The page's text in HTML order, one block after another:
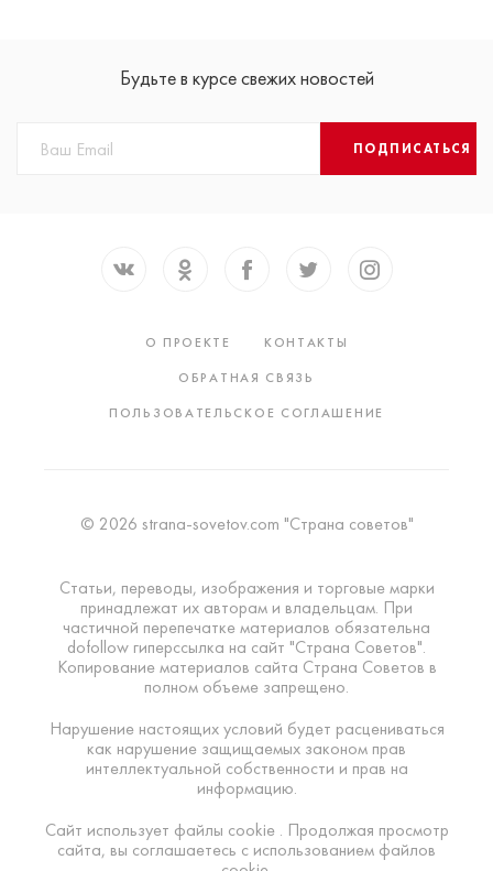
Будьте в курсе свежих новостей
ПОДПИСАТЬСЯ
О ПРОЕКТЕ
КОНТАКТЫ
ОБРАТНАЯ СВЯЗЬ
ПОЛЬЗОВАТЕЛЬСКОЕ СОГЛАШЕНИЕ
© 2026 strana-sovetov.com "Страна советов"
Статьи, переводы, изображения и торговые марки
принадлежат их авторам и владельцам. При
частичной перепечатке материалов обязательна
dofollow гиперссылка на сайт "Страна Советов".
Копирование материалов сайта Страна Советов в
полном объеме запрещено.
Нарушение настоящих условий будет расцениваться
как нарушение защищаемых законом прав
интеллектуальной собственности и прав на
информацию.
Сайт использует файлы cookie . Продолжая просмотр
сайта, вы соглашаетесь с использованием файлов